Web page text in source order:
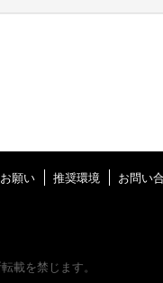
願い 推奨環境 お問い
載を禁じます。